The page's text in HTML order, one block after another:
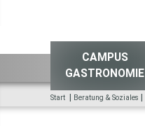
CAMPUS
GASTRONOMIE
Start | Beratung & Soziales |